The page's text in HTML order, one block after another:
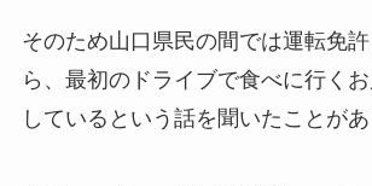
そのため山口県民の間では運転免
ら、最初のドライブで食べに行く
しているという話を聞いたことがあ